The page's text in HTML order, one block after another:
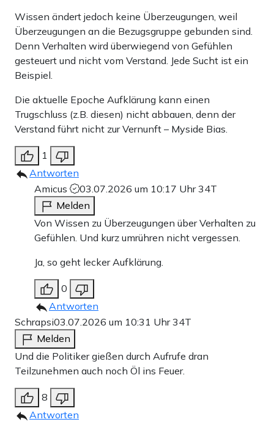
Wissen ändert jedoch keine Überzeugungen, weil
Überzeugungen an die Bezugsgruppe gebunden sind.
Denn Verhalten wird überwiegend von Gefühlen
gesteuert und nicht vom Verstand. Jede Sucht ist ein
Beispiel.
Die aktuelle Epoche Aufklärung kann einen
Trugschluss (z.B. diesen) nicht abbauen, denn der
Verstand führt nicht zur Vernunft – Myside Bias.
1
Antworten
Amicus
03.07.2026 um 10:17 Uhr34T
Melden
Von Wissen zu Überzeugungen über Verhalten zu
Gefühlen. Und kurz umrühren nicht vergessen.
Ja, so geht lecker Aufklärung.
0
Antworten
Schrapsi03.07.2026 um 10:31 Uhr34T
Melden
Und die Politiker gießen durch Aufrufe dran
Teilzunehmen auch noch Öl ins Feuer.
8
Antworten